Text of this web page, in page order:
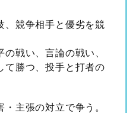
、競争相手と優劣を競
戦い、言論の戦い、
て勝つ、投手と打者の
・主張の対立で争う。